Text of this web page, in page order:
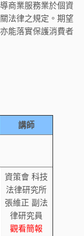
商業服務業於個資
法律之規定。期望
能落實保護消費者
講師
資策會 科技
法律研究所
張維正 副法
律研究員
觀看簡報